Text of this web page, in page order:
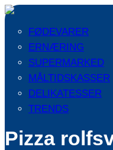
FØDEVARER
ERNÆRING
SUPERMARKED
MÅLTIDSKASSER
DELIKATESSER
TRENDS
Pizza